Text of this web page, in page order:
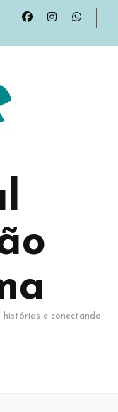
e conectando